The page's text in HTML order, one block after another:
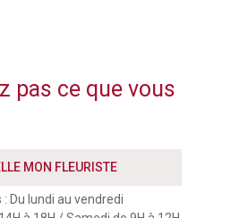
pas ce que vous
MON FLEURISTE
: Du lundi au vendredi